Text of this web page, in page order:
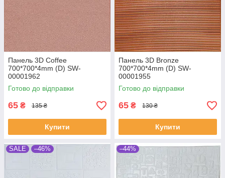
Панель 3D Coffee
700*700*4mm (D) SW-
00001962
Готово до відправки
65 ₴ 135 ₴
Купити
Панель 3D Bronze
700*700*4mm (D) SW-
00001955
Готово до відправки
65 ₴ 130 ₴
Купити
SALE –46% –44%